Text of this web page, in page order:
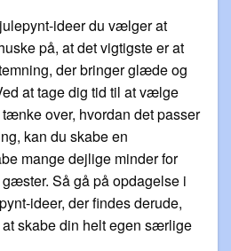
ideer du vælger at
på, at det vigtigste er at
der bringer glæde og
at tage dig tid til at vælge
over, hvordan det passer
kan du skabe en
mange dejlige minder for
Så gå på opdagelse i
ideer, der findes derude,
skabe din helt egen særlige